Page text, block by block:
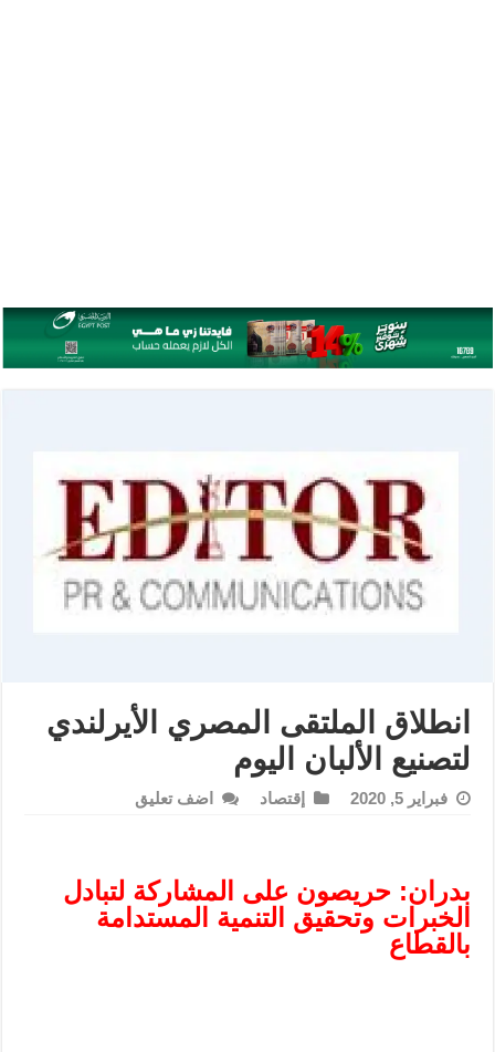
انطلاق الملتقى المصري الأيرلندي
لتصنيع الألبان اليوم
فبراير 5, 2020 إقتصاد اضف تعليق
بدران: حريصون على المشاركة لتبادل
الخبرات وتحقيق التنمية المستدامة
بالقطاع